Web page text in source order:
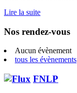
Lire la suite
Nos rendez-vous
Aucun évènement
tous les évènements
FNLP